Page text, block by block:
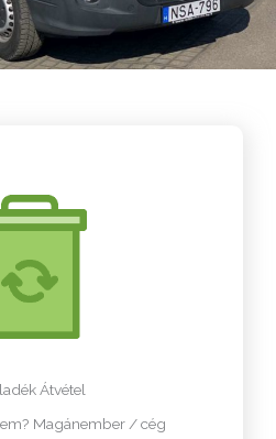
Átvétel
Magánember / cég